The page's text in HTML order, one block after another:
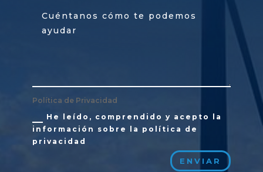
Política de Privacidad
He leído, comprendido y acepto la
información sobre la política de
privacidad
ENVIAR